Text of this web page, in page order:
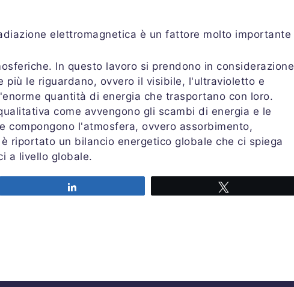
elettromagnetica è un fattore molto importante
In questo lavoro si prendono in considerazione
più le riguardano, ovvero il visibile, l'ultravioletto e
quantità di energia che trasportano con loro.
come avvengono gli scambi di energia e le
compongono l'atmosfera, ovvero assorbimento,
riportato un bilancio energetico globale che ci spiega
a livello globale.